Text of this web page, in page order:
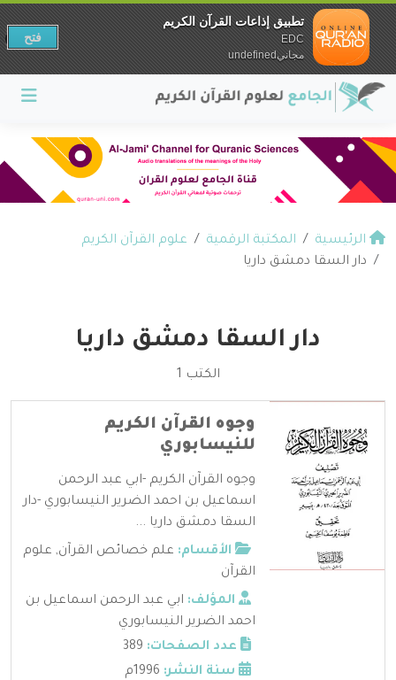
الرئيسية المكتبة الرقمية
علوم القرآن الكريم
دار السقا دمشق داريا
دار السقا دمشق داريا
الكتب 1
وجوه القرآن الكريم
للنيسابوري
وجوه القرآن الكريم -ابي عبد الرحمن
اسماعيل بن احمد الضرير النيسابوري -دار
السقا دمشق داريا ...
الأقسام: علم خصائص القرآن, علوم
القرآن
المؤلف: ابي عبد الرحمن اسماعيل بن
احمد الضرير النيسابوري
عدد الصفحات:
سنة النشر:
تطبيق إذاعات القرآن الكريم
EDC
مجانيundefined
فتح